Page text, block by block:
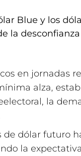
Blue y los
la
en jornadas
alza,
la
de dólar futuro
la